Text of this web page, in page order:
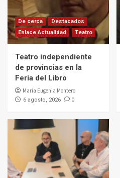
De cerca
Destacados
Enlace Actualidad
Teatro
Teatro independiente
de provincias en la
Feria del Libro
Maria Eugenia Montero
6 agosto, 2026 0